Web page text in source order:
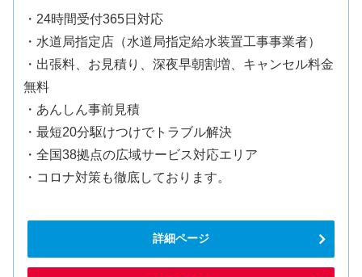
・24時間受付365日対応
・水道局指定店（水道局指定給水装置工事事業者）
・出張料、お見積り、深夜早朝割増、キャンセル料金
無料
・あんしん事前見積
・最短20分駆けつけでトラブル解決
・全国38拠点の広域サービス対応エリア
・コロナ対策も徹底しております。
詳細ページ